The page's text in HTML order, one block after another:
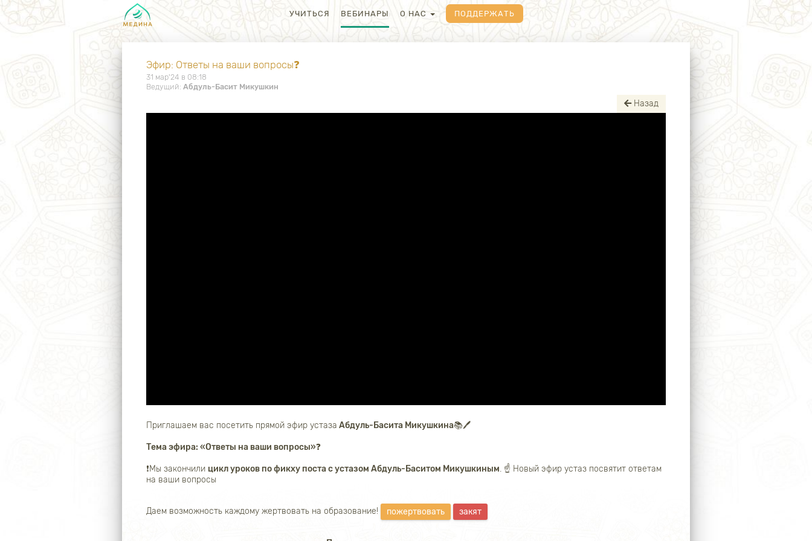
УЧИТЬСЯ ВЕБИНАРЫ О НАС ПОДДЕРЖАТЬ
Эфир: Ответы на ваши вопросы❓
31 мар'24 в 08:18
Ведущий: Абдуль-Басит Микушкин
Назад
Приглашаем вас посетить прямой эфир устаза Абдуль-Басита Микушкина📚🖊️
Тема эфира: «Ответы на ваши вопросы»❓
❗️Мы закончили цикл уроков по фикху поста с устазом Абдуль-Баситом Микушкиным. ☝️ Новый эфир устаз посвятит ответам
на ваши вопросы
Даем возможность каждому жертвовать на образование! пожертвовать закят